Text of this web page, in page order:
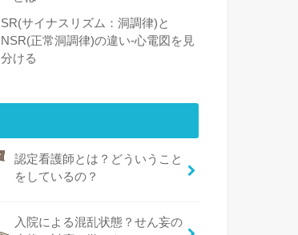
SR(サイナスリズム：洞調律)と
NSR(正常洞調律)の違い-心電図を見
分ける
認定看護師とは？どういうこと
をしているの？
入院による混乱状態？せん妄の